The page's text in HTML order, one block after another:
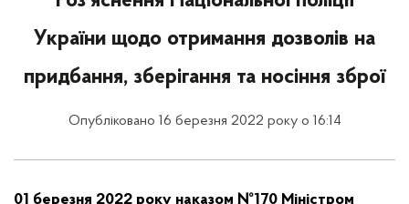
України щодо отримання дозволів на
придбання, зберігання та носіння зброї
Опубліковано 16 березня 2022 року о 16:14
01 березня 2022 року наказом №170 Міністром